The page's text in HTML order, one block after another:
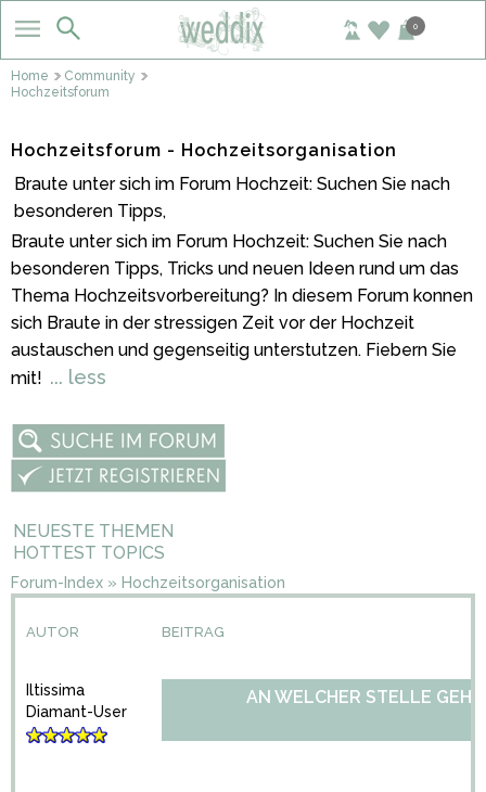
0
Home
Community
Hochzeitsforum
Hochzeitsforum - Hochzeitsorganisation
Braute unter sich im Forum Hochzeit: Suchen Sie nach
besonderen Tipps,
Braute unter sich im Forum Hochzeit: Suchen Sie nach
besonderen Tipps, Tricks und neuen Ideen rund um das
Thema Hochzeitsvorbereitung? In diesem Forum konnen
sich Braute in der stressigen Zeit vor der Hochzeit
austauschen und gegenseitig unterstutzen. Fiebern Sie
mit! ... less
NEUESTE THEMEN
HOTTEST TOPICS
Forum-Index » Hochzeitsorganisation
AUTOR BEITRAG
Iltissima
Diamant-User
AN WELCHER STELLE